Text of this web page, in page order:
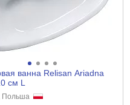
ванна Relisan Ariadna
см L
Польша